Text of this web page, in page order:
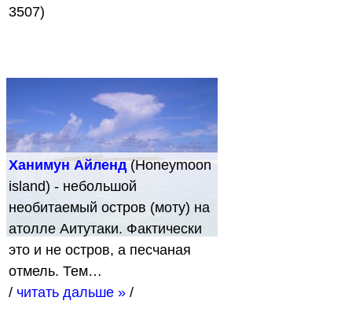
3507)
Ханимун Айленд(Honeymoon
island) - небольшой
необитаемый остров (моту) на
атолле Аитутаки. Фактически
это и не остров, а песчаная
отмель. Тем…
/ читать дальше » /